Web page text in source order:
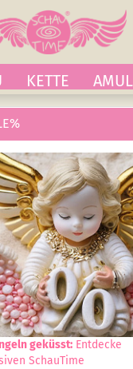
KETTE
geküsst: Entdecke
SchauTime